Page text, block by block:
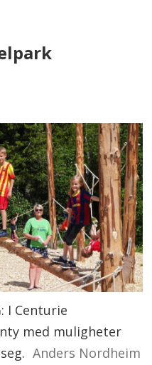
I Centurie
med muligheter
Anders Nordheim